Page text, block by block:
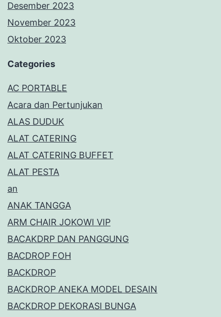
Desember 2023
November 2023
Oktober 2023
Categories
AC PORTABLE
Acara dan Pertunjukan
ALAS DUDUK
ALAT CATERING
ALAT CATERING BUFFET
ALAT PESTA
an
ANAK TANGGA
ARM CHAIR JOKOWI VIP
BACAKDRP DAN PANGGUNG
BACDROP FOH
BACKDROP
BACKDROP ANEKA MODEL DESAIN
BACKDROP DEKORASI BUNGA